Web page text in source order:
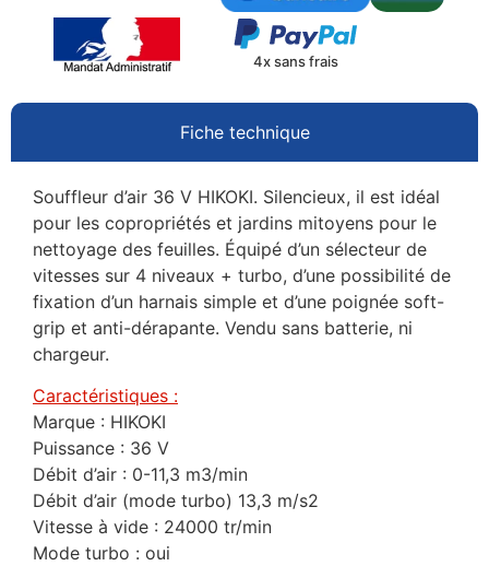
4x sans frais
Fiche technique
Souffleur d’air 36 V HIKOKI. Silencieux, il est idéal
pour les copropriétés et jardins mitoyens pour le
nettoyage des feuilles. Équipé d’un sélecteur de
vitesses sur 4 niveaux + turbo, d’une possibilité de
fixation d’un harnais simple et d’une poignée soft-
grip et anti-dérapante. Vendu sans batterie, ni
chargeur.
Caractéristiques :
Marque : HIKOKI
Puissance : 36 V
Débit d’air : 0-11,3 m3/min
Débit d’air (mode turbo) 13,3 m/s2
Vitesse à vide : 24000 tr/min
Mode turbo : oui